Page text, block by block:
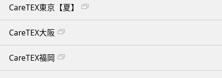
CareTEX東京【夏】
CareTEX大阪
CareTEX福岡